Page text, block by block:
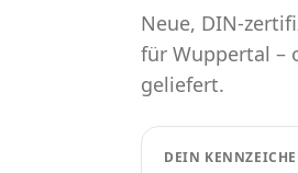
Neue, DIN-
für Wuppertal –
geliefert.
DEIN